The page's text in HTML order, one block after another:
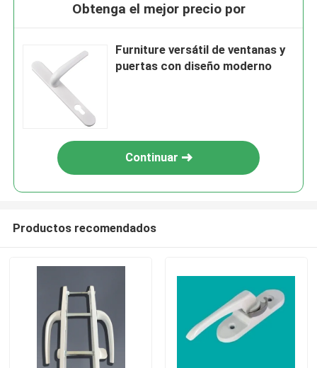
Obtenga el mejor precio por
Furniture versátil de ventanas y
puertas con diseño moderno
Continuar
Productos recomendados